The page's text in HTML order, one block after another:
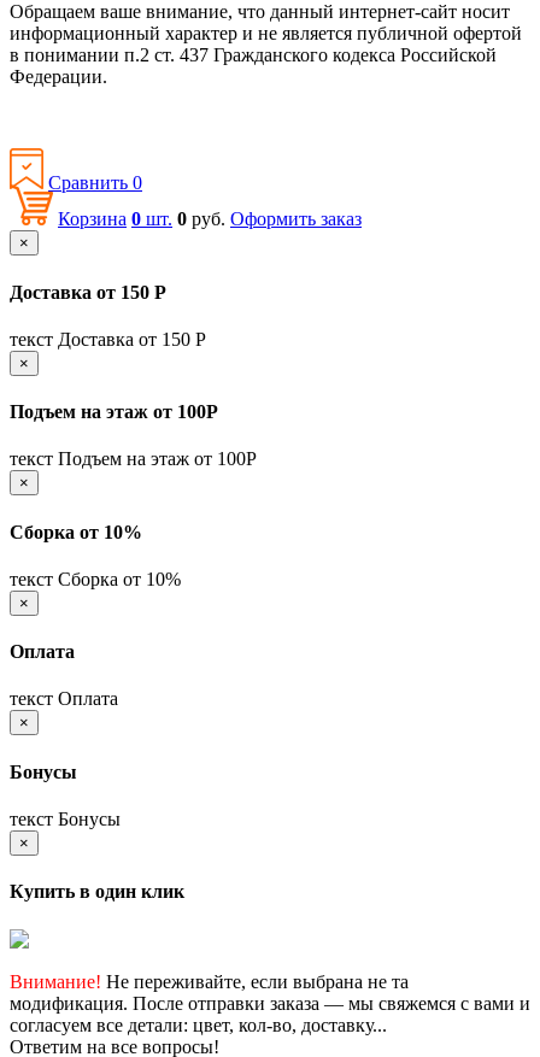
Обращаем ваше внимание, что данный интернет-сайт носит
информационный характер и не является публичной офертой
в понимании п.2 ст. 437 Гражданского кодекса Российской
Федерации.
Сравнить 0
Корзина 0 шт. 0 руб. Оформить заказ
×
Доставка от 150 Р
текст Доставка от 150 Р
×
Подъем на этаж от 100Р
текст Подъем на этаж от 100Р
×
Сборка от 10%
текст Сборка от 10%
×
Оплата
текст Оплата
×
Бонусы
текст Бонусы
×
Купить в один клик
Внимание! Не переживайте, если выбрана не та
модификация. После отправки заказа — мы свяжемся с вами и
согласуем все детали: цвет, кол-во, доставку...
Ответим на все вопросы!